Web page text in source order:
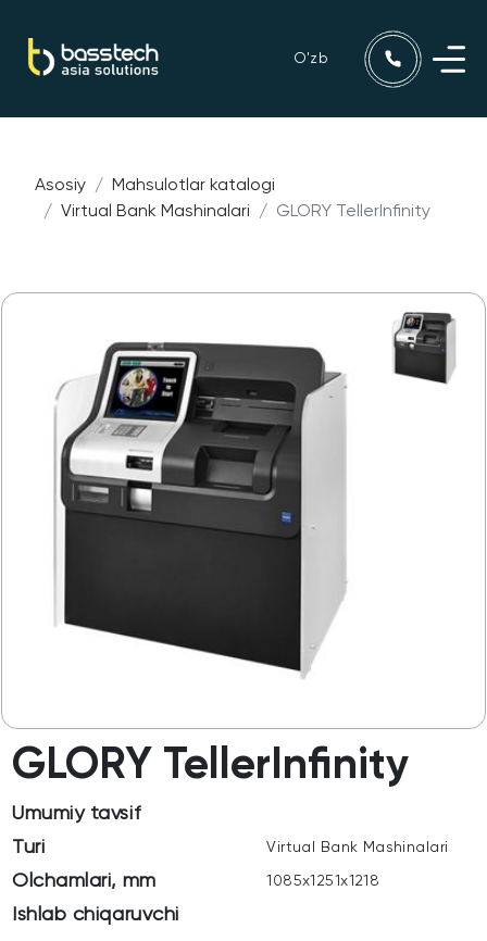
O'zb
Asosiy
Mahsulotlar katalogi
Virtual Bank Mashinalari
GLORY TellerInfinity
GLORY TellerInfinity
Umumiy tavsif
Turi
Virtual Bank Mashinalari
Olchamlari, mm 1085x1251x1218
Ishlab chiqaruvchi